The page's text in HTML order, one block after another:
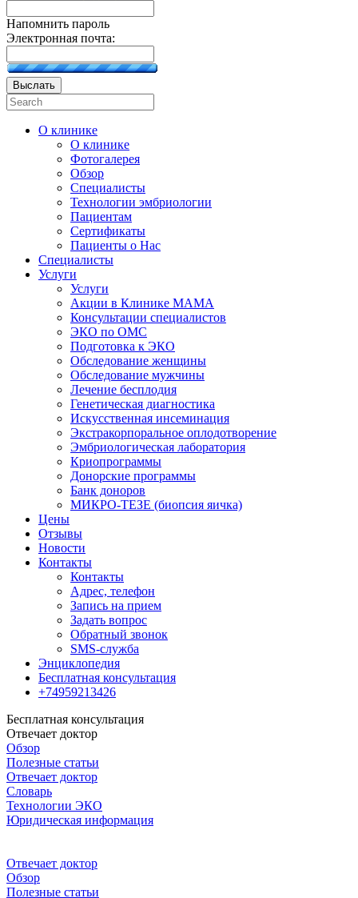
Напомнить пароль
Электронная почта:
Выслать
О клинике
О клинике
Фотогалерея
Обзор
Специалисты
Технологии эмбриологии
Пациентам
Сертификаты
Пациенты о Нас
Специалисты
Услуги
Услуги
Акции в Клинике МАМА
Консультации специалистов
ЭКО по ОМС
Подготовка к ЭКО
Обследование женщины
Обследование мужчины
Лечение бесплодия
Генетическая диагностика
Искусственная инсеминация
Экстракорпоральное оплодотворение
Эмбриологическая лаборатория
Криопрограммы
Донорские программы
Банк доноров
МИКРО-ТЕЗЕ (биопсия яичка)
Цены
Отзывы
Новости
Контакты
Контакты
Адрес, телефон
Запись на прием
Задать вопрос
Обратный звонок
SMS-служба
Энциклопедия
Бесплатная консультация
+74959213426
Бесплатная консультация
Отвечает доктор
Обзор
Полезные статьи
Отвечает доктор
Словарь
Технологии ЭКО
Юридическая информация
Отвечает доктор
Обзор
Полезные статьи